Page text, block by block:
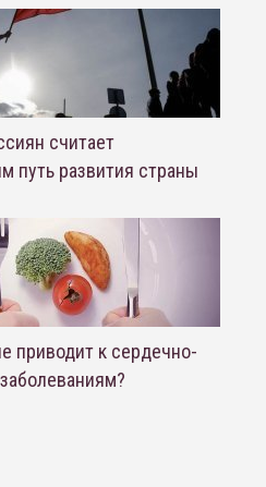
считает
путь развития страны
приводит к сердечно-